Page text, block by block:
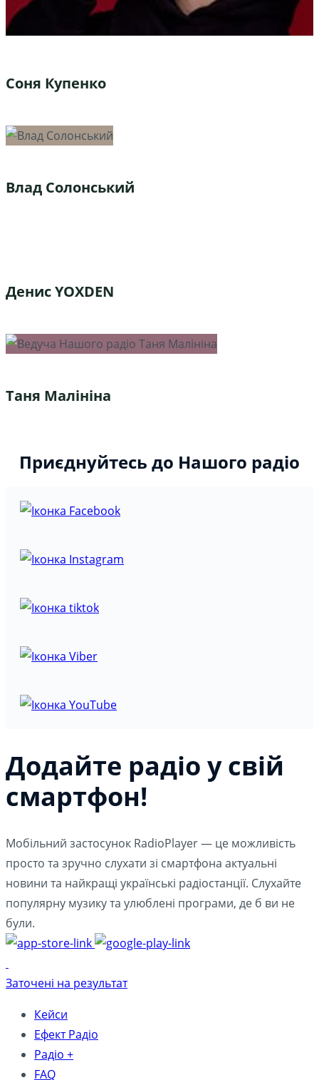
Соня Купенко
Влад Солонський
Денис YOXDEN
Таня Малініна
Приєднуйтесь до Нашого радіо
Додайте радіо у свій
смартфон!
Мобільний застосунок RadioPlayer — це можливість
просто та зручно слухати зі смартфона актуальні
новини та найкращі українські радіостанції. Слухайте
популярну музику та улюблені програми, де б ви не
були.
Заточені на результат
Кейси
Ефект Радіо
Радіо +
FAQ